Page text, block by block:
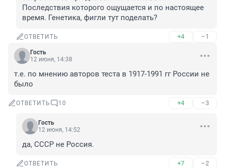
Последствия которого ощущается и по настоящее
время. Генетика, фигли тут поделать?
ОТВЕТИТЬ +4 –1
Гость
12 июня, 14:38
т.е. по мнению авторов теста в 1917-1991 гг России не
было
ОТВЕТИТЬ 10 +4 –3
Гость
12 июня, 14:52
да, СССР не Россия.
ОТВЕТИТЬ +7 –2